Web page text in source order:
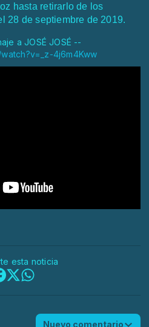
hasta retirarlo de los
28 de septiembre de 2019.
a JOSÉ JOSÉ --
4j6m4Kww
esta noticia
Nuevo comentario